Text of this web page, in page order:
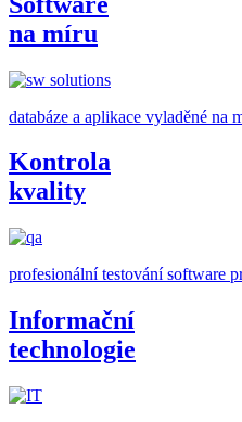
na míru
databáze a aplikace vyladěné na
Kontrola
kvality
profesionální testování software
Informační
technologie